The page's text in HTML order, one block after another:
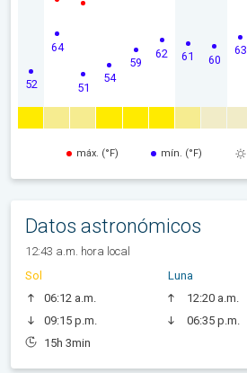
52
64
51
54
59
62 61 60
63
máx. (°F) mín. (°F)
Datos astronómicos
12:43 a.m. hora local
Sol
06:12 a.m.
09:15 p.m.
15h 3min
Luna
12:20 a.m.
06:35 p.m.